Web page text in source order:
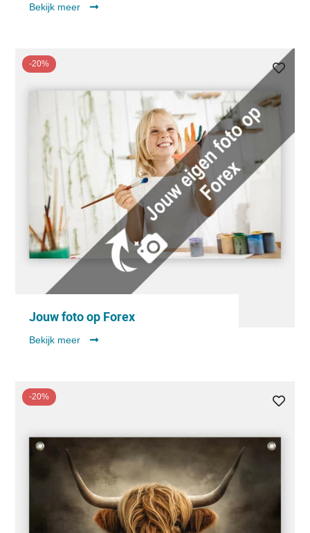
Bekijk meer
-20%
Jouw foto op Forex
Bekijk meer
-20%